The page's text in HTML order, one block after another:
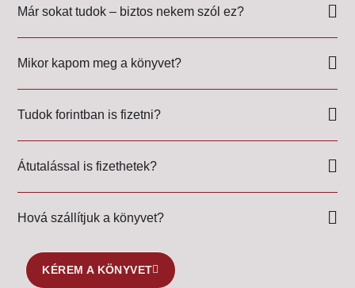
Már sokat tudok – biztos nekem szól ez?
Mikor kapom meg a könyvet?
Tudok forintban is fizetni?
Átutalással is fizethetek?
Hová szállítjuk a könyvet?
KÉREM A KÖNYVET